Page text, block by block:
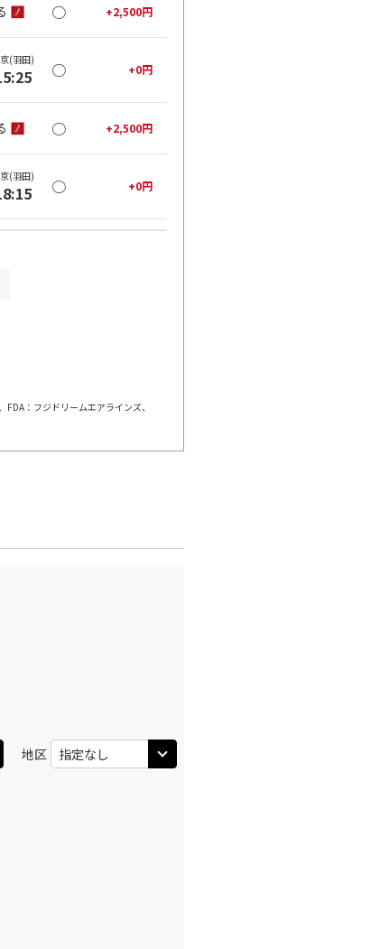
○ +2,500円
(羽田) ○ +0円
○ +2,500円
(羽田) ○ +0円
：フジドリームエアラインズ、
地区